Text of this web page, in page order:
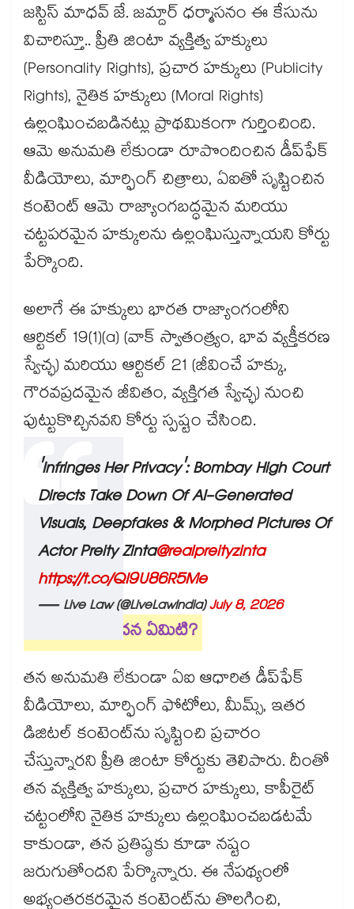
జస్టిస్ మాధవ్ జే. జమ్దార్ ధర్మాసనం ఈ కేసును
విచారిస్తూ.. ప్రీతి జింటా వ్యక్తిత్వ హక్కులు
(Personality Rights), ప్రచార హక్కులు (Publicity
Rights), నైతిక హక్కులు (Moral Rights)
ఉల్లంఘించబడినట్లు ప్రాథమికంగా గుర్తించింది.
ఆమె అనుమతి లేకుండా రూపొందించిన డీప్‌ఫేక్
వీడియోలు, మార్ఫింగ్ చిత్రాలు, ఏఐతో సృష్టించిన
కంటెంట్ ఆమె రాజ్యాంగబద్ధమైన మరియు
చట్టపరమైన హక్కులను ఉల్లంఘిస్తున్నాయని కోర్టు
పేర్కొంది.
అలాగే ఈ హక్కులు భారత రాజ్యాంగంలోని
ఆర్టికల్ 19(1)(a) (వాక్ స్వాతంత్ర్యం, భావ వ్యక్తీకరణ
స్వేచ్ఛ) మరియు ఆర్టికల్ 21 (జీవించే హక్కు,
గౌరవప్రదమైన జీవితం, వ్యక్తిగత స్వేచ్ఛ) నుంచి
పుట్టుకొచ్చినవని కోర్టు స్పష్టం చేసింది.
'Infringes Her Privacy': Bombay High Court
Directs Take Down Of AI-Generated
Visuals, Deepfakes & Morphed Pictures Of
Actor Preity Zinta@realpreityzinta
https://t.co/QI9U86R5Me
— Live Law (@LiveLawIndia)July 8, 2026
ప్రీతి జింటా వాదన ఏమిటి?
తన అనుమతి లేకుండా ఏఐ ఆధారిత డీప్‌ఫేక్
వీడియోలు, మార్ఫింగ్ ఫోటోలు, మీమ్స్, ఇతర
డిజిటల్ కంటెంట్‌ను సృష్టించి ప్రచారం
చేస్తున్నారని ప్రీతి జింటా కోర్టుకు తెలిపారు. దీంతో
తన వ్యక్తిత్వ హక్కులు, ప్రచార హక్కులు, కాపీరైట్
చట్టంలోని నైతిక హక్కులు ఉల్లంఘించబడటమే
కాకుండా, తన ప్రతిష్ఠకు కూడా నష్టం
జరుగుతోందని పేర్కొన్నారు. ఈ నేపథ్యంలో
అభ్యంతరకరమైన కంటెంట్‌ను తొలగించి,